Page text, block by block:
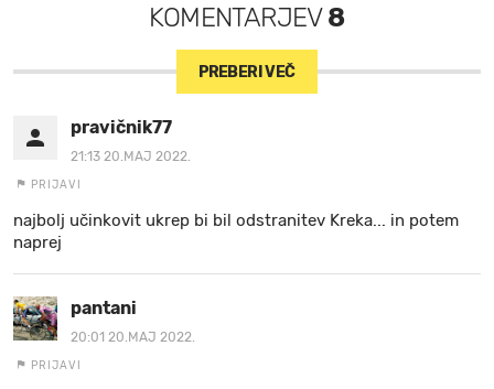
KOMENTARJEV8
PREBERI VEČ
pravičnik77
21:13 20.MAJ 2022.
PRIJAVI
najbolj učinkovit ukrep bi bil odstranitev Kreka... in potem
naprej
pantani
20:01 20.MAJ 2022.
PRIJAVI